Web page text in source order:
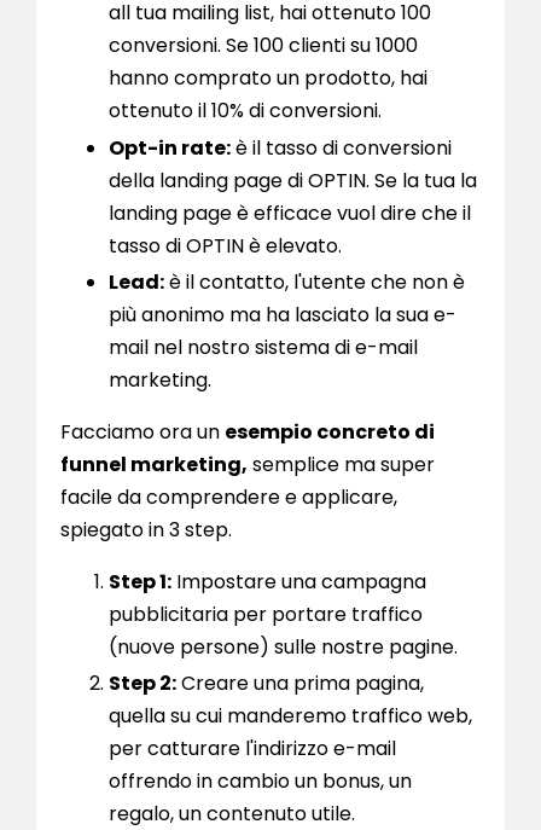
all tua mailing list, hai ottenuto 100
conversioni. Se 100 clienti su 1000
hanno comprato un prodotto, hai
ottenuto il 10% di conversioni.
Opt-in rate:è il tasso di conversioni
della landing page di OPTIN. Se la tua la
landing page è efficace vuol dire che il
tasso di OPTIN è elevato.
Lead:è il contatto, l'utente che non è
più anonimo ma ha lasciato la sua e-
mail nel nostro sistema di e-mail
marketing.
Facciamo ora un esempio concreto di
funnel marketing, semplice ma super
facile da comprendere e applicare,
spiegato in 3 step.
Step 1: Impostare una campagna
pubblicitaria per portare traffico
(nuove persone) sulle nostre pagine.
Step 2:Creare una prima pagina,
quella su cui manderemo traffico web,
per catturare l'indirizzo e-mail
offrendo in cambio un bonus, un
regalo, un contenuto utile.